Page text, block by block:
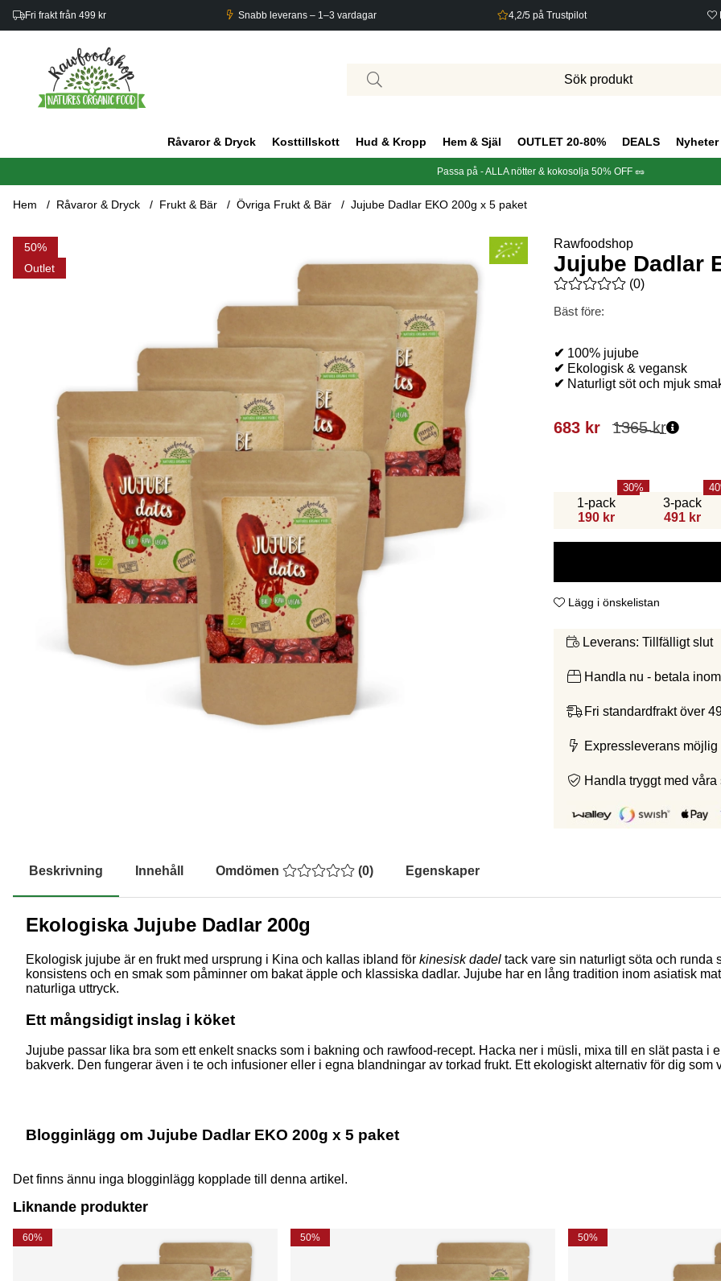
Fri frakt från 499 kr Snabb leverans – 1–3 vardagar 4,2/5 på Trustpilot
Råvaror & Dryck Kosttillskott Hud & Kropp Hem & Själ OUTLET 20-80% DEALS Nyheter
Passa på - ALLA nötter & kokosolja 50% OFF 🥜
Hem Råvaror & Dryck Frukt & Bär Övriga Frukt & Bär Jujube Dadlar EKO 200g x 5 paket
50
Outlet
Produktbilder Jujube Dadlar EKO 200g x 5 paket Rawfoodshop
Jujube Dadlar
Medelbetyg 0 av 5 Antal
(0)
Bäst före:
✔ 100% jujube
✔ Ekologisk & vegansk
✔ Naturligt söt och mjuk
1365kr
683 kr
1-pack
190 kr
30
3-pack
491 kr
40
Lägg i önskelistan
Leverans: Tillfälligt slut
Handla nu - betala
Fri standardfrakt över
Expressleverans
Handla tryggt med
Beskrivning Innehåll Omdömen (0) Egenskaper
Ekologiska Jujube Dadlar 200g
Ekologisk jujube är en frukt med ursprung i Kina och kallas ibland för kinesisk dadel tack vare sin naturligt söta och runda
konsistens och en smak som påminner om bakat äpple och klassiska dadlar. Jujube har en lång tradition inom asiatisk
naturliga uttryck.
Ett mångsidigt inslag i köket
Jujube passar lika bra som ett enkelt snacks som i bakning och rawfood-recept. Hacka ner i müsli, mixa till en slät pasta i
bakverk. Den fungerar även i te och infusioner eller i egna blandningar av torkad frukt. Ett ekologiskt alternativ för dig
Blogginlägg om Jujube Dadlar EKO 200g x 5 paket
Det finns ännu inga blogginlägg kopplade till denna artikel.
Liknande produkter
60% 50% 50%